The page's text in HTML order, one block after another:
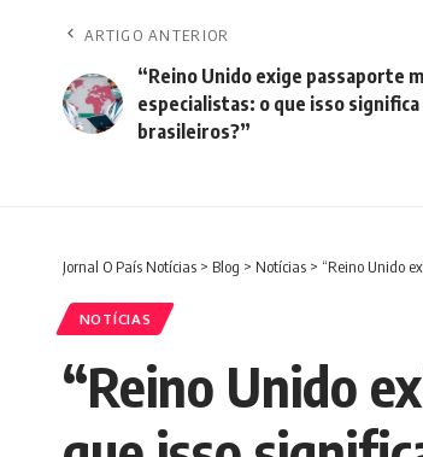
ARTIGO ANTERIOR
“Reino Unido exige passaporte
especialistas: o que isso significa
brasileiros?”
Jornal O País Notícias > Blog > Notícias > “Reino Unido
NOTÍCIAS
“Reino Unido